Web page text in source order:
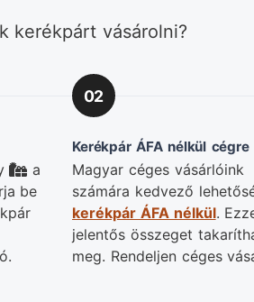
kerékpárt vásárolni?
a
be
02
Kerékpár ÁFA nélkül cégre
Magyar céges vásárlóink
számára kedvező
kerékpár ÁFA nélkül.
jelentős összeget
meg. Rendeljen céges